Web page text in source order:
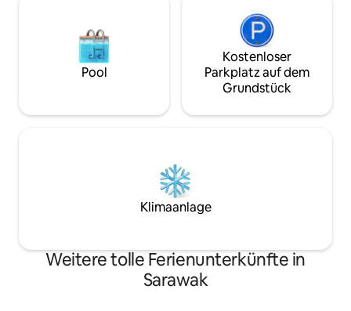
Pool
Kostenloser
Parkplatz auf dem
Grundstück
Klimaanlage
Weitere tolle Ferienunterkünfte in
Sarawak